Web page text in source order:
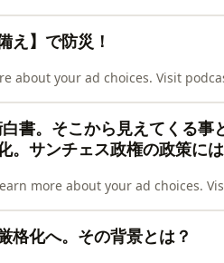
え】で防災！
about your ad choices. Visit
書。そこから見えてくる
。サンチェス政権の政策に
more about your ad choices.
格化へ。その背景とは？